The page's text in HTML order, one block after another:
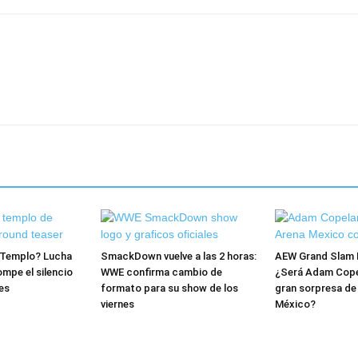
Lucha
el silencio
SmackDown vuelve a las 2 horas:
WWE confirma cambio de
formato para su show de los
viernes
AEW Grand
¿Será Adam
gran sorpresa de
México?